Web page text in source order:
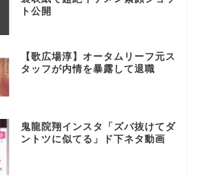
ト公開
【歌広場淳】オータムリーフ元ス
タッフが内情を暴露して退職
鬼龍院翔インスタ「ズバ抜けてダ
ントツに似てる」ド下ネタ動画